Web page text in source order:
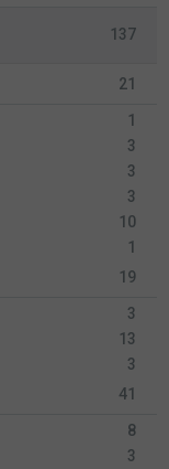
137
21
1
3
3
3
10
1
19
3
13
3
41
8
3